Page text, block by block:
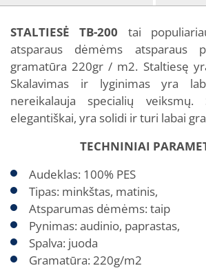
STALTIESĖ TB-200 tai
atsparaus dėmėms atsparaus
gramatūra 220gr / m2. Staltiesę
Skalavimas ir lyginimas yra
nereikalauja specialių veiksmų.
elegantiškai, yra solidi ir turi labai
TECHNINIAI
Audeklas: 100% PES
Tipas: minkštas, matinis,
Atsparumas dėmėms: taip
Pynimas: audinio, paprastas,
Spalva: juoda
Gramatūra: 220g/m2